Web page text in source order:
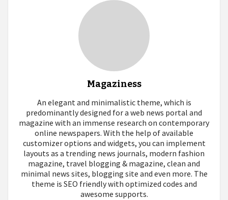
Magaziness
An elegant and minimalistic theme, which is
predominantly designed for a web news portal and
magazine with an immense research on contemporary
online newspapers. With the help of available
customizer options and widgets, you can implement
layouts as a trending news journals, modern fashion
magazine, travel blogging & magazine, clean and
minimal news sites, blogging site and even more. The
theme is SEO friendly with optimized codes and
awesome supports.